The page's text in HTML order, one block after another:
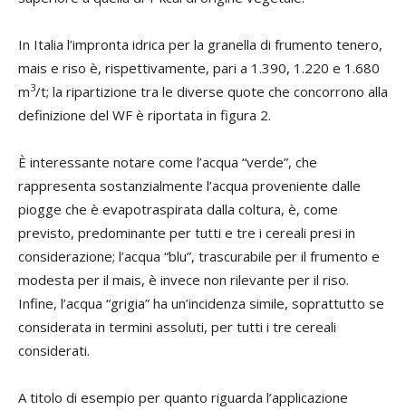
In Italia l’impronta idrica per la granella di frumento tenero,
mais e riso è, rispettivamente, pari a 1.390, 1.220 e 1.680
m3/t; la ripartizione tra le diverse quote che concorrono alla
definizione del WF è riportata in figura 2.
È interessante notare come l’acqua “verde”, che
rappresenta sostanzialmente l’acqua proveniente dalle
piogge che è evapotraspirata dalla coltura, è, come
previsto, predominante per tutti e tre i cereali presi in
considerazione; l’acqua “blu”, trascurabile per il frumento e
modesta per il mais, è invece non rilevante per il riso.
Infine, l’acqua “grigia” ha un’incidenza simile, soprattutto se
considerata in termini assoluti, per tutti i tre cereali
considerati.
A titolo di esempio per quanto riguarda l’applicazione